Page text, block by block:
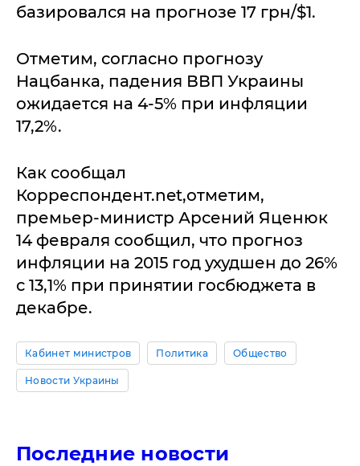
базировался на прогнозе 17 грн/$1.
Отметим, согласно прогнозу
Нацбанка, падения ВВП Украины
ожидается на 4-5% при инфляции
17,2%.
Как сообщал
Корреспондент.net,отметим,
премьер-министр Арсений Яценюк
14 февраля сообщил, что прогноз
инфляции на 2015 год ухудшен до 26%
с 13,1% при принятии госбюджета в
декабре.
Кабинет министров Политика Общество
Новости Украины
Последние новости